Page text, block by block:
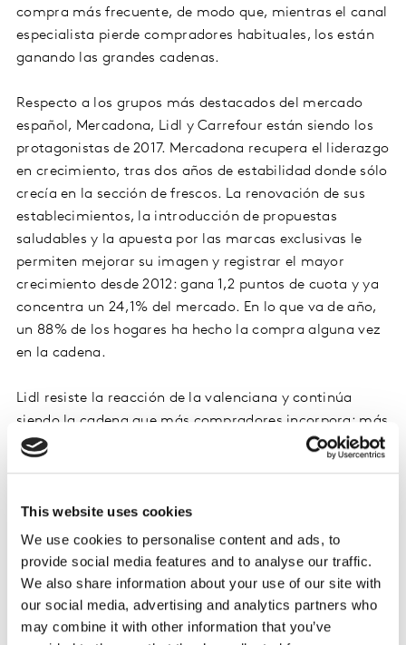
This website uses cookies
We use cookies to personalise content and ads, to
provide social media features and to analyse our traffic.
We also share information about your use of our site with
our social media, advertising and analytics partners who
may combine it with other information that you’ve
compra más frecuente, de modo que, mientras el canal
especialista pierde compradores habituales, los están
ganando las grandes cadenas.
Respecto a los grupos más destacados del mercado
español, Mercadona, Lidl y Carrefour están siendo los
protagonistas de 2017. Mercadona recupera el liderazgo
en crecimiento, tras dos años de estabilidad donde sólo
crecía en la sección de frescos. La renovación de sus
establecimientos, la introducción de propuestas
saludables y la apuesta por las marcas exclusivas le
permiten mejorar su imagen y registrar el mayor
crecimiento desde 2012: gana 1,2 puntos de cuota y ya
concentra un 24,1% del mercado. En lo que va de año,
un 88% de los hogares ha hecho la compra alguna vez
en la cadena.
Lidl resiste la reacción de la valenciana y continúa
siendo la cadena que más compradores incorpora: más
de 600 mil en un año, y ya son un 56,7% de los hogares
mercados y reforzar su imagen de “value for money” le
genera una mayor rutina de compra, y aporta 0,2
puntos adicionales a su cuota de mercado, hasta el
4,3%.
Carrefour vuelve a crecer en 2017 apoyado en su